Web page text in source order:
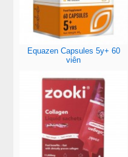
Equazen Capsules 5y+ 60
viên